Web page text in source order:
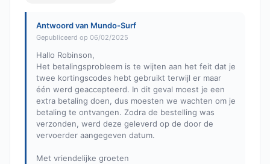
Antwoord van Mundo-Surf
Gepubliceerd op 06/02/2025
Hallo Robinson,
Het betalingsprobleem is te wijten aan het feit dat je
twee kortingscodes hebt gebruikt terwijl er maar
één werd geaccepteerd. In dit geval moest je een
extra betaling doen, dus moesten we wachten om je
betaling te ontvangen. Zodra de bestelling was
verzonden, werd deze geleverd op de door de
vervoerder aangegeven datum.
Met vriendelijke groeten